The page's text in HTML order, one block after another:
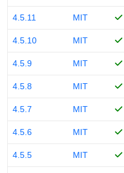
4.5.11 MIT
4.5.10 MIT
4.5.9 MIT
4.5.8 MIT
4.5.7 MIT
4.5.6 MIT
4.5.5 MIT